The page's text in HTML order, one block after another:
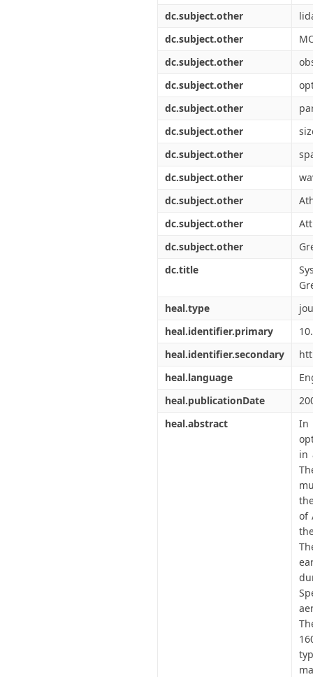
dc.subject.other
dc.subject.other
dc.subject.other
dc.subject.other
dc.subject.other
dc.subject.other
dc.subject.other
dc.subject.other
dc.subject.other
dc.subject.other
dc.subject.other
dc.title
heal.type
heal.identifier.primary
heal.identifier.secondary
heal.language
heal.publicationDate
heal.abstract
In
in
of